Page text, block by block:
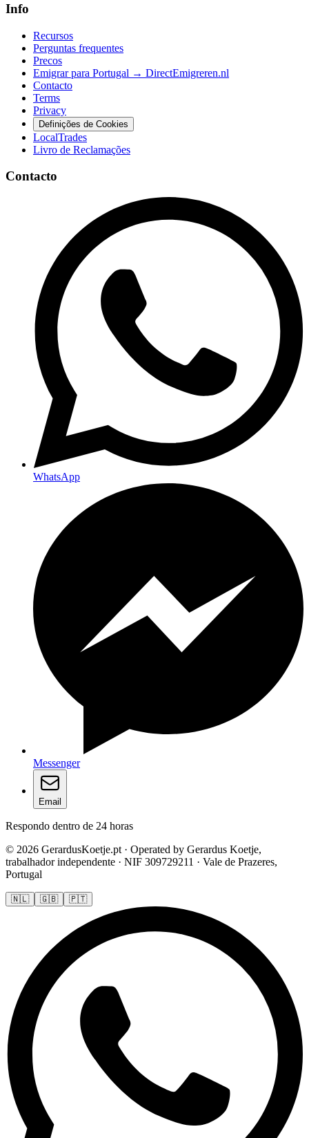
Info
Recursos
Perguntas frequentes
Precos
Emigrar para Portugal → DirectEmigreren.nl
Contacto
Terms
Privacy
Definições de Cookies
LocalTrades
Livro de Reclamações
Contacto
WhatsApp
Messenger
Email
Respondo dentro de 24 horas
© 2026 GerardusKoetje.pt · Operated by Gerardus Koetje,
trabalhador independente · NIF 309729211 · Vale de Prazeres,
Portugal
🇳🇱 🇬🇧 🇵🇹